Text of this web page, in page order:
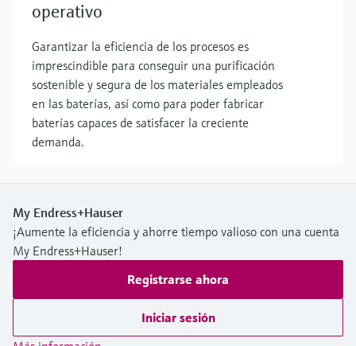
operativo
Garantizar la eficiencia de los procesos es
imprescindible para conseguir una purificación
sostenible y segura de los materiales empleados
en las baterías, así como para poder fabricar
baterías capaces de satisfacer la creciente
demanda.
My Endress+Hauser
¡Aumente la eficiencia y ahorre tiempo valioso con una cuenta
My Endress+Hauser!
Registrarse ahora
Iniciar sesión